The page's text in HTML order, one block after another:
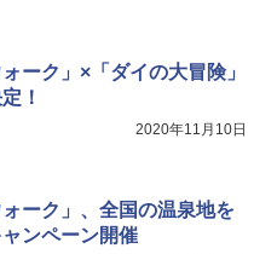
ープリペイド番号 5000円|オ
ード版
DualSense ワイヤレスコン
(CFI-ZCT2J)
シフター - PC、PS4、P
Pro、Xbox One、Xbox Serie
の高精度 H パターン シフター
(オリジナル特典:オリジナル
カー特典:【坤と離】二振りの
り来たる！スタジオ描き下ろ
ボード付) [DVD]
ォーク」×「ダイの大冒険」
！
2020年11月10日
ォーク」、全国の温泉地を
ンペーン開催